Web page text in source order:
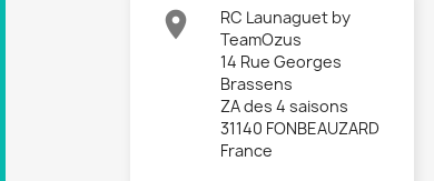

RC Launaguet by
TeamOzus
14 Rue Georges
Brassens
ZA des 4 saisons
31140 FONBEAUZARD
France